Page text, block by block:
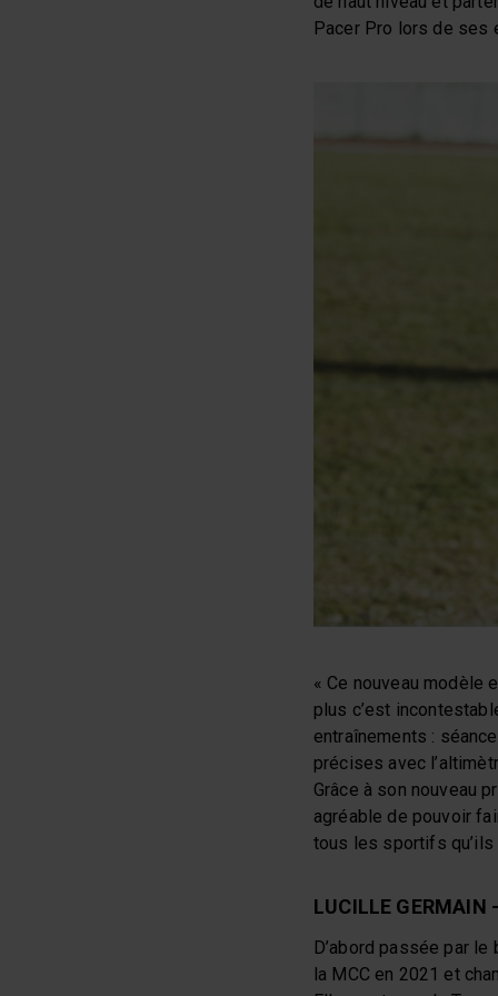
Pacer Pro lors de ses
« Ce nouveau modèle
plus c’est
entraînements :
précises avec
Grâce à son nouveau
agréable de pouvoir
tous les sportifs qu’ils
LUCILLE GERMAIN
D’abord passée par le
la MCC en 2021 et